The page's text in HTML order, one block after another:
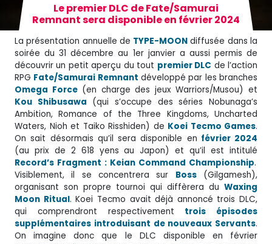
Le premier DLC de Fate/Samurai
Remnant sera disponible en février 2024
La présentation annuelle de TYPE-MOON diffusée dans la
soirée du 31 décembre au 1er janvier a aussi permis de
découvrir un petit aperçu du tout premier DLC de l’action
RPG Fate/Samurai Remnant développé par les branches
Omega Force(en charge des jeux Warriors/Musou) et
Kou Shibusawa (qui s’occupe des séries Nobunaga’s
Ambition, Romance of the Three Kingdoms, Uncharted
Waters, Nioh et Taiko Risshiden) de Koei Tecmo Games.
On sait désormais qu’il sera disponible en février 2024
(au prix de 2 618 yens au Japon) et qu’il est intitulé
Record’s Fragment : Keian Command Championship.
Visiblement, il se concentrera sur Boss(Gilgamesh),
organisant son propre tournoi qui diffèrera du Waxing
Moon Ritual. Koei Tecmo avait déjà annoncé trois DLC,
qui comprendront respectivement trois épisodes
supplémentaires introduisant de nouveaux Servants.
On imagine donc que le DLC disponible en février